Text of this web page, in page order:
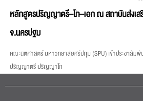
หลักสูตรปริญญาตรี–โท–เอก ณ สถาบันส่งเ
จ.นครปฐม
คณะนิติศาสตร์ มหาวิทยาลัยศรีปทุม (SPU) เข้าประชาสัม
ปริญญาตรี ปริญญาโท